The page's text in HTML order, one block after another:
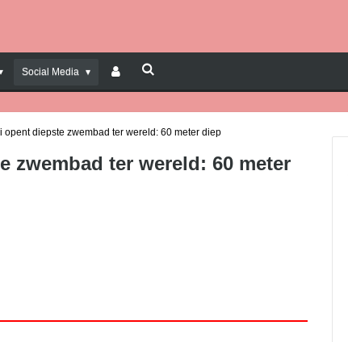
Social Media
opent diepste zwembad ter wereld: 60 meter diep
zwembad ter wereld: 60 meter